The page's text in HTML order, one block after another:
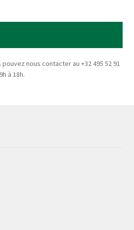
nous contacter au +32 495 52 91
à 18h.